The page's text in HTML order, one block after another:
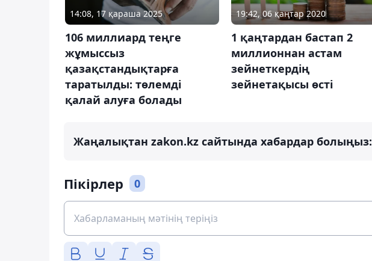
14:08, 17 қараша 2025
106 миллиард теңге
жұмыссыз
қазақстандықтарға
таратылды: төлемді
қалай алуға болады
19:42, 06 қаңтар 2020
1 қаңтардан бастап 2
миллионнан астам
зейнеткердің
зейнетақысы өсті
Жаңалықтан zakon.kz сайтында хабардар болыңыз:
Пікірлер 0